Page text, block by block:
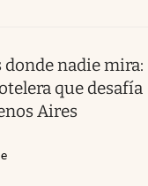
donde nadie mira:
que desafía
Aires